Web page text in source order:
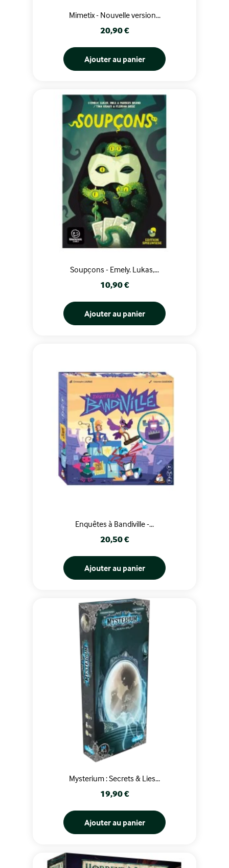
Mimetix - Nouvelle version...
Prix
20,90 €
Ajouter au panier
Soupçons - Emely. Lukas,...
Prix
10,90 €
Ajouter au panier
Enquêtes à Bandiville -...
Prix
20,50 €
Ajouter au panier
Mysterium : Secrets & Lies...
Prix
19,90 €
Ajouter au panier